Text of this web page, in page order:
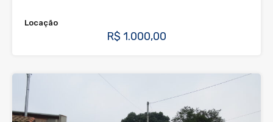
Locação
R$ 1.000,00